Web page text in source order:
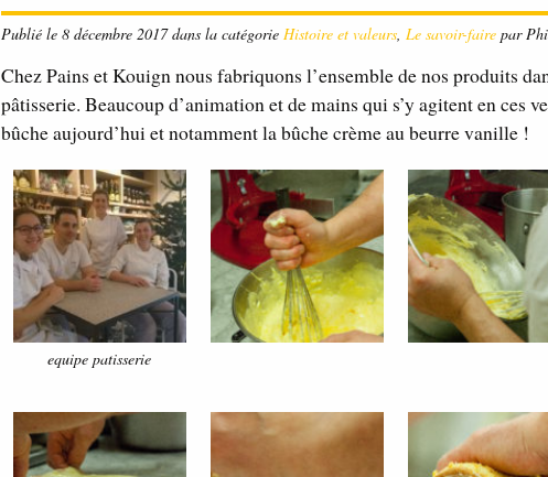
Publié le 8 décembre 2017 dans la catégorie Histoire et valeurs, Le savoir-fairepar
Chez Pains et Kouign nous fabriquons l’ensemble de nos produits
pâtisserie. Beaucoup d’animation et de mains qui s’y agitent en ces
bûche aujourd’hui et notamment la bûche crème au beurre vanille !
equipe patisserie